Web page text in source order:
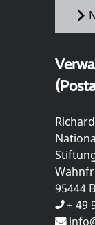
95444
+ 49